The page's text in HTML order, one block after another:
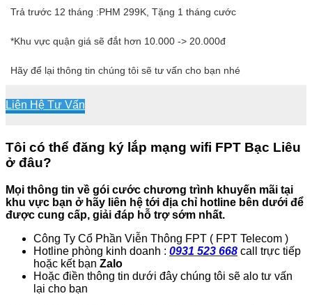
Trả trước 12 tháng :PHM 299K, Tặng 1 tháng cước
*Khu vực quận giá sẽ đắt hơn 10.000 -> 20.000đ
Hãy để lại thông tin chúng tôi sẽ tư vấn cho bạn nhé
Liên Hệ Tư Vấn
Tôi có thể đăng ký lắp mạng wifi FPT Bạc Liêu
ở đâu?
Mọi thông tin về gói cước chương trình khuyến mãi tại
khu vực bạn ở hãy liên hệ tới địa chỉ hotline bên dưới để
được cung cấp, giải đáp hỗ trợ sớm nhất.
Công Ty Cổ Phần Viễn Thông FPT ( FPT Telecom )
Hotline phòng kinh doanh : 0931 523 668 call trực tiếp
hoặc kết bạn Zalo
Hoặc điền thông tin dưới đây chúng tôi sẽ alo tư vấn
lại cho bạn